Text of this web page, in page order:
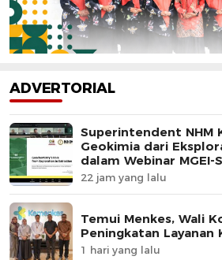
ADVERTORIAL
Superintendent NHM
Geokimia dari
dalam Webinar MGEI-
22 jam yang lalu
Temui Menkes, Wali
Peningkatan Layanan
1 hari yang lalu